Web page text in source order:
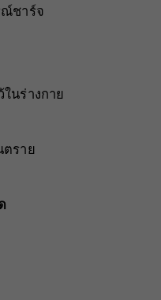
ชาร์จ
นร่างกาย
ราย